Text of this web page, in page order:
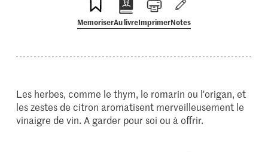
MemoriserAu livreImprimerNotes
Les herbes, comme le thym, le romarin ou l'origan, et
les zestes de citron aromatisent merveilleusement le
vinaigre de vin. A garder pour soi ou à offrir.